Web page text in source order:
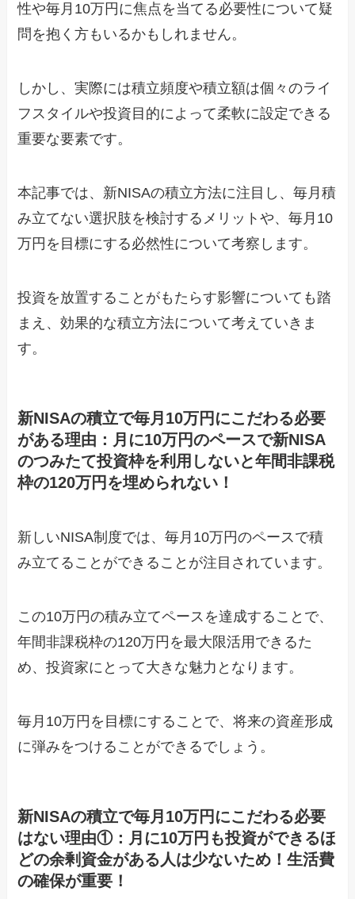
性や毎月10万円に焦点を当てる必要性について疑
問を抱く方もいるかもしれません。
しかし、実際には積立頻度や積立額は個々のライ
フスタイルや投資目的によって柔軟に設定できる
重要な要素です。
本記事では、新NISAの積立方法に注目し、毎月積
み立てない選択肢を検討するメリットや、毎月10
万円を目標にする必然性について考察します。
投資を放置することがもたらす影響についても踏
まえ、効果的な積立方法について考えていきま
す。
新NISAの積立で毎月10万円にこだわる必要
がある理由：月に10万円のペースで新NISA
のつみたて投資枠を利用しないと年間非課税
枠の120万円を埋められない！
新しいNISA制度では、毎月10万円のペースで積
み立てることができることが注目されています。
この10万円の積み立てペースを達成することで、
年間非課税枠の120万円を最大限活用できるた
め、投資家にとって大きな魅力となります。
毎月10万円を目標にすることで、将来の資産形成
に弾みをつけることができるでしょう。
新NISAの積立で毎月10万円にこだわる必要
はない理由①：月に10万円も投資ができるほ
どの余剰資金がある人は少ないため！生活費
の確保が重要！